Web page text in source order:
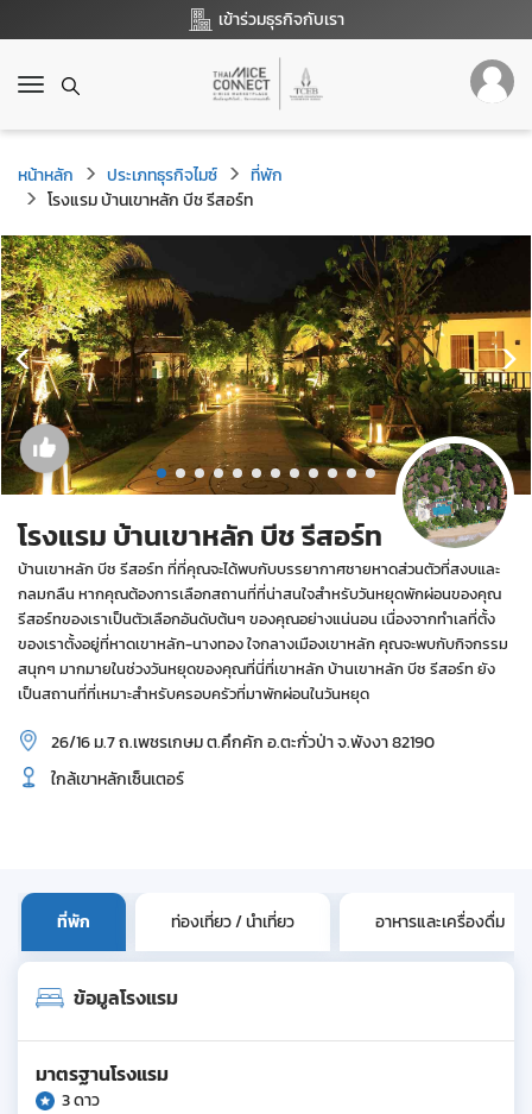
เข้าร่วมธุรกิจกับเรา
T
g
g
l
e
n
a
v
i
g
a
t
i
o
n
หน้าหลัก ประเภทธุรกิจไมซ์
ที่พัก
โรงแรม บ้านเขาหลัก บีช รีสอร์ท
โรงแรม บ้านเขาหลัก บีช รีสอร์ท
บ้านเขาหลัก บีช รีสอร์ท ที่ที่คุณจะได้พบกับบรรยากาศชายหาดส่วนตัวที่สงบและ
กลมกลืน หากคุณต้องการเลือกสถานที่ที่น่าสนใจสำหรับวันหยุดพักผ่อนของคุณ
รีสอร์ทของเราเป็นตัวเลือกอันดับต้นๆ ของคุณอย่างแน่นอน เนื่องจากทำเลที่ตั้ง
ของเราตั้งอยู่ที่หาดเขาหลัก-นางทอง ใจกลางเมืองเขาหลัก คุณจะพบกับกิจกรรม
สนุกๆ มากมายในช่วงวันหยุดของคุณที่นี่ที่เขาหลัก บ้านเขาหลัก บีช รีสอร์ท ยัง
เป็นสถานที่ที่เหมาะสำหรับครอบครัวที่มาพักผ่อนในวันหยุด
26/16 ม.7 ถ.เพชรเกษม ต.คึกคัก อ.ตะกั่วป่า จ.พังงา 82190
ใกล้เขาหลักเซ็นเตอร์
ที่พัก ท่องเที่ยว / นำเที่ยว อาหารและเครื่องดื่ม
ข้อมูลโรงแรม
มาตรฐานโรงแรม
3 ดาว